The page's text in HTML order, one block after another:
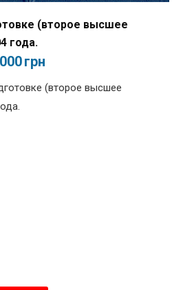
(второе высшее
года.
грн
(второе высшее